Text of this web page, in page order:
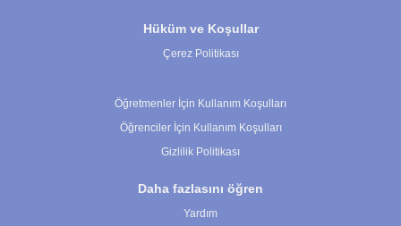
Hüküm ve Koşullar
Çerez Politikası
Öğretmenler İçin Kullanım Koşulları
Öğrenciler İçin Kullanım Koşulları
Gizlilik Politikası
Daha fazlasını öğren
Yardım